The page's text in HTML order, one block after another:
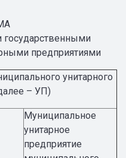
предприятиями
унитарного
– УП)
Муниципальное
унитарное
предприятие